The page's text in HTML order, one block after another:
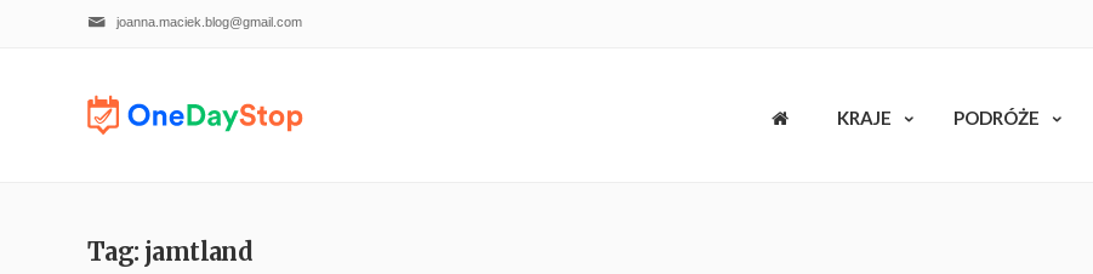
joanna.maciek.blog@gmail.com
KRAJE PODRÓŻE
Tag: jamtland